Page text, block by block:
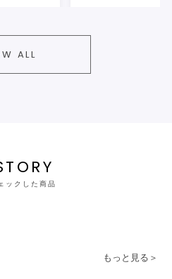
ALL
ックした商品
もっと見る＞